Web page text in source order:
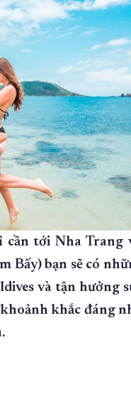
cần tới Nha Trang
Bấy) bạn sẽ có
và tận hưởng
khắc đáng